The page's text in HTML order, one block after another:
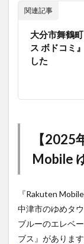
関連記事
大分市舞鶴
ス ボドコミ
した
【
Mobile
『Rakuten
中津市のゆめタ
ブルーのエレベ
ブス』があります